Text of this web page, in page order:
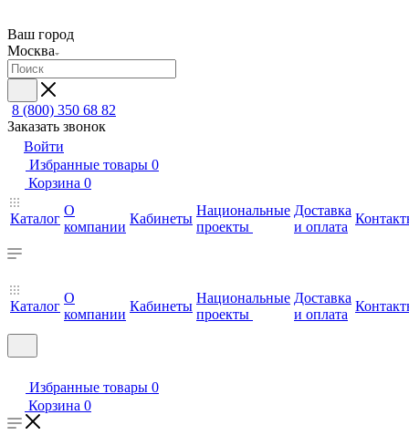
Ваш город
Москва
8 (800) 350 68 82
Заказать звонок
Войти
Избранные товары 0
Корзина 0
Каталог
О
компании
Кабинеты
Национальные
проекты
Доставка
и оплата
Каталог
О
компании
Кабинеты
Национальные
проекты
Доставка
и оплата
Избранные товары 0
Корзина 0